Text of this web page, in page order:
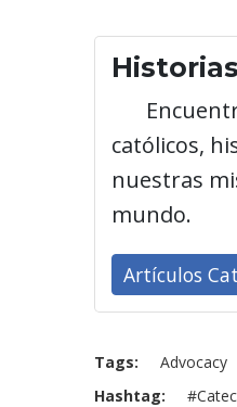
católicos,
nuestras
mundo.
Artículos
Tags Advocacy
Hashtag